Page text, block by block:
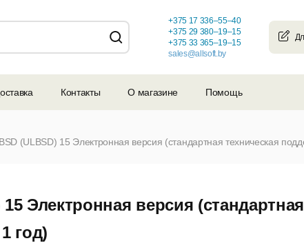
+375 17 336–55–40
+375 29 380–19–15
+375 33 365–19–15
sales@allsoft.by
Контакты О магазине Помощь
Электронная версия (стандартная
год)